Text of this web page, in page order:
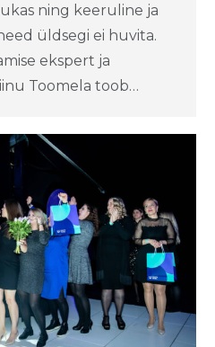
ning keeruline ja
üldsegi ei huvita.
ekspert ja
Toomela toob…